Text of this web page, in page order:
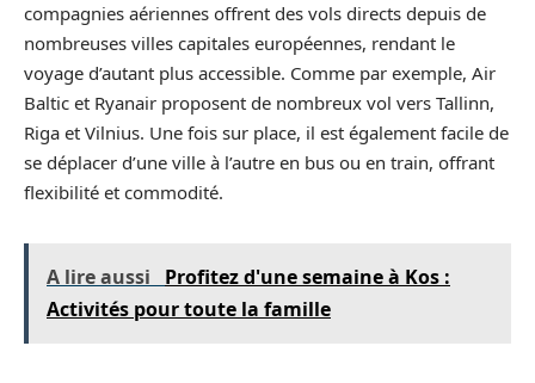
compagnies aériennes offrent des vols directs depuis de
nombreuses villes capitales européennes, rendant le
voyage d’autant plus accessible. Comme par exemple, Air
Baltic et Ryanair proposent de nombreux vol vers Tallinn,
Riga et Vilnius. Une fois sur place, il est également facile de
se déplacer d’une ville à l’autre en bus ou en train, offrant
flexibilité et commodité.
A lire aussi
Profitez d'une semaine à Kos :
Activités pour toute la famille